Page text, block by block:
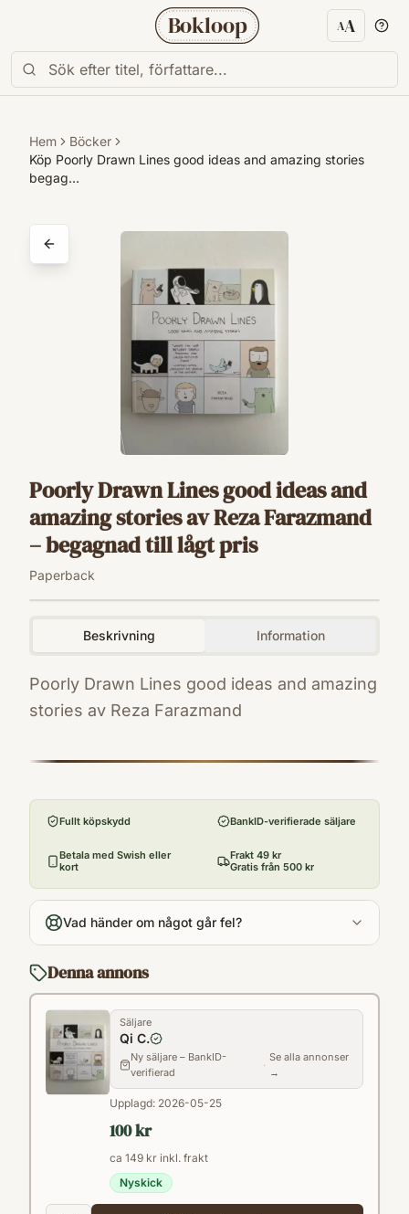
Bokloop AA
Hem
Böcker
Köp Poorly Drawn Lines good ideas and amazing stories
begag…
Poorly Drawn Lines good ideas and
amazing stories av Reza Farazmand
– begagnad till lågt pris
Paperback
Beskrivning Information
Poorly Drawn Lines good ideas and amazing
stories av Reza Farazmand
9780147515421
en
Format
Paperback
Fullt köpskydd BankID-verifierade säljare
Betala med Swish eller
kort
Frakt 49 kr
Gratis från 500 kr
Vad händer om något går fel?
Denna annons
Säljare
Qi C.
Ny säljare – BankID-
verifierad
·
Se alla annonser
→
Upplagd: 2026-05-25
100 kr
ca 149 kr inkl. frakt
Nyskick